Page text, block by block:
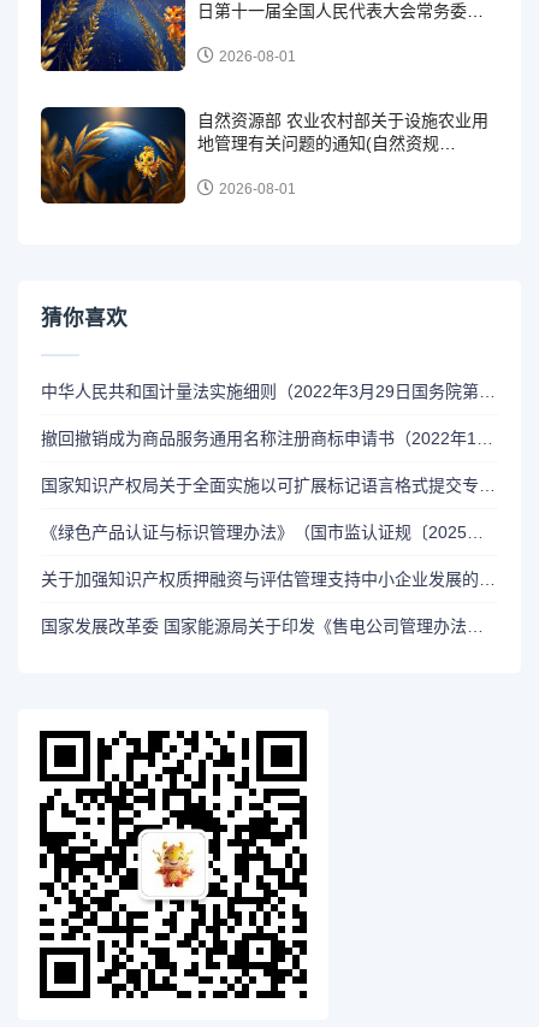
日第十一届全国人民代表大会常务委员
2026-08-01
自然资源部 农业农村部关于设施农业用
地管理有关问题的通知(自然资规
2026-08-01
猜你喜欢
中华人民共和国计量法实施细则（2022年3月29日国务院第四次修订）
撤回撤销成为商品服务通用名称注册商标申请书（2022年1月1日启用；出自：中国商标网）
国家知识产权局关于全面实施以可扩展标记语言格式提交专利电子文件相关事宜的通知（自2026年1月1日起实施）
《绿色产品认证与标识管理办法》（国市监认证规〔2025〕5号）
关于加强知识产权质押融资与评估管理支持中小企业发展的通知(财企[2010]199号)
国家发展改革委 国家能源局关于印发《售电公司管理办法》的通知（发改体改规〔2021〕1595号）